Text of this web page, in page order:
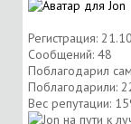
Регистрация:
Сообщений: 48
Поблагодарил
Поблагодарили:
Вес репутации: